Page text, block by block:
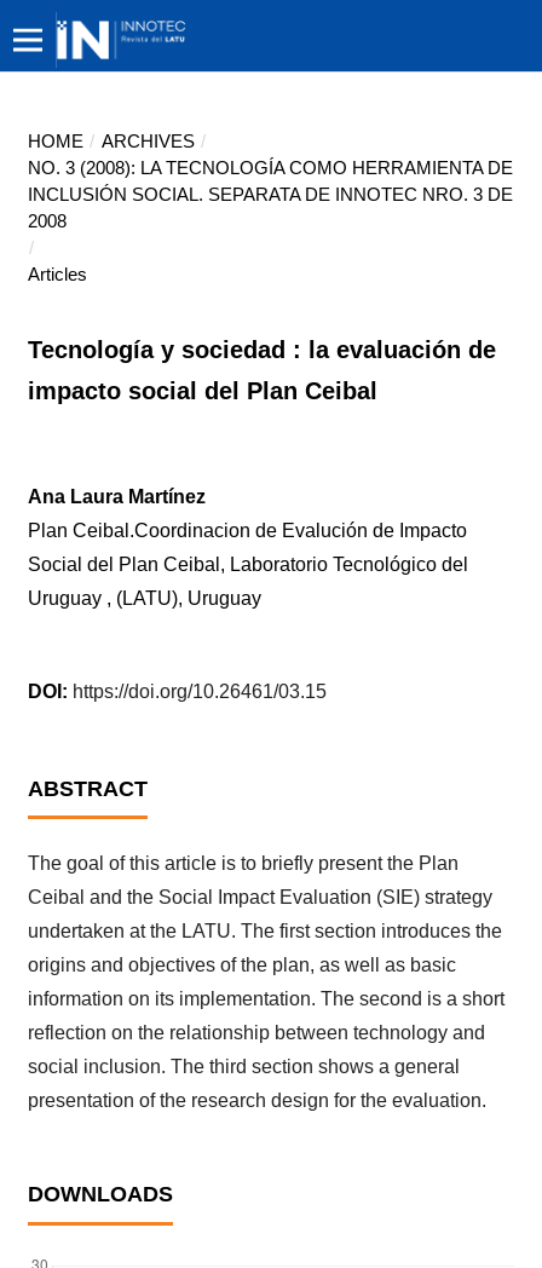
HOME / ARCHIVES /
NO. 3 (2008): LA TECNOLOGÍA COMO HERRAMIENTA DE
INCLUSIÓN SOCIAL. SEPARATA DE INNOTEC NRO. 3 DE
2008
/
Articles
Tecnología y sociedad : la evaluación de
impacto social del Plan Ceibal
Ana Laura Martínez
Plan Ceibal.Coordinacion de Evalución de Impacto
Social del Plan Ceibal, Laboratorio Tecnológico del
Uruguay , (LATU), Uruguay
DOI: https://doi.org/10.26461/03.15
ABSTRACT
The goal of this article is to briefly present the Plan
Ceibal and the Social Impact Evaluation (SIE) strategy
undertaken at the LATU. The first section introduces the
origins and objectives of the plan, as well as basic
information on its implementation. The second is a short
reflection on the relationship between technology and
social inclusion. The third section shows a general
presentation of the research design for the evaluation.
DOWNLOADS